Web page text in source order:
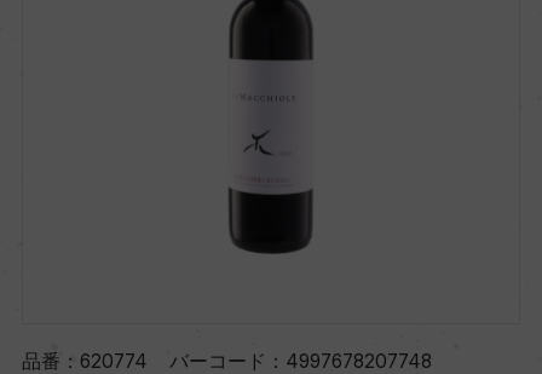
品番： 620774 バーコード： 4997678207748